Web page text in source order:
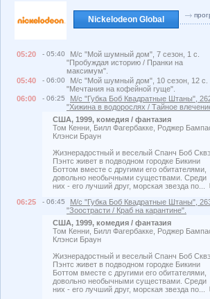
Nickelodeon Global
05:20 - 05:40
М/с "Мой шумный дом", 7 сезон, 1 с.
"Пробуждая историю / Пранки на
максимум".
05:40
- 06:00
М/с "Мой шумный дом", 10 сезон, 12 с.
"Мечтания на кофейной гуще".
06:00
- 06:25
М/с "Губка Боб Квадратные Штаны",
"Хижина в водорослях / Тайное
США, 1999, комедия / фантазия
Том Кенни, Билл Фагербакке, Роджер
Клэнси Браун
Жизнерадостный и веселый Спанч Боб
Пэнтс живет в подводном городке Бикини
Боттом вместе с другими его обитателями,
довольно необычными существами. Среди
них - его лучший друг, морская звезда по...
06:25
- 06:45
М/с "Губка Боб Квадратные Штаны",
"Зоострасти / Краб на карантине".
США, 1999, комедия / фантазия
Том Кенни, Билл Фагербакке, Роджер
Клэнси Браун
Жизнерадостный и веселый Спанч Боб
Пэнтс живет в подводном городке Бикини
Боттом вместе с другими его обитателями,
довольно необычными существами. Среди
них - его лучший друг, морская звезда по...